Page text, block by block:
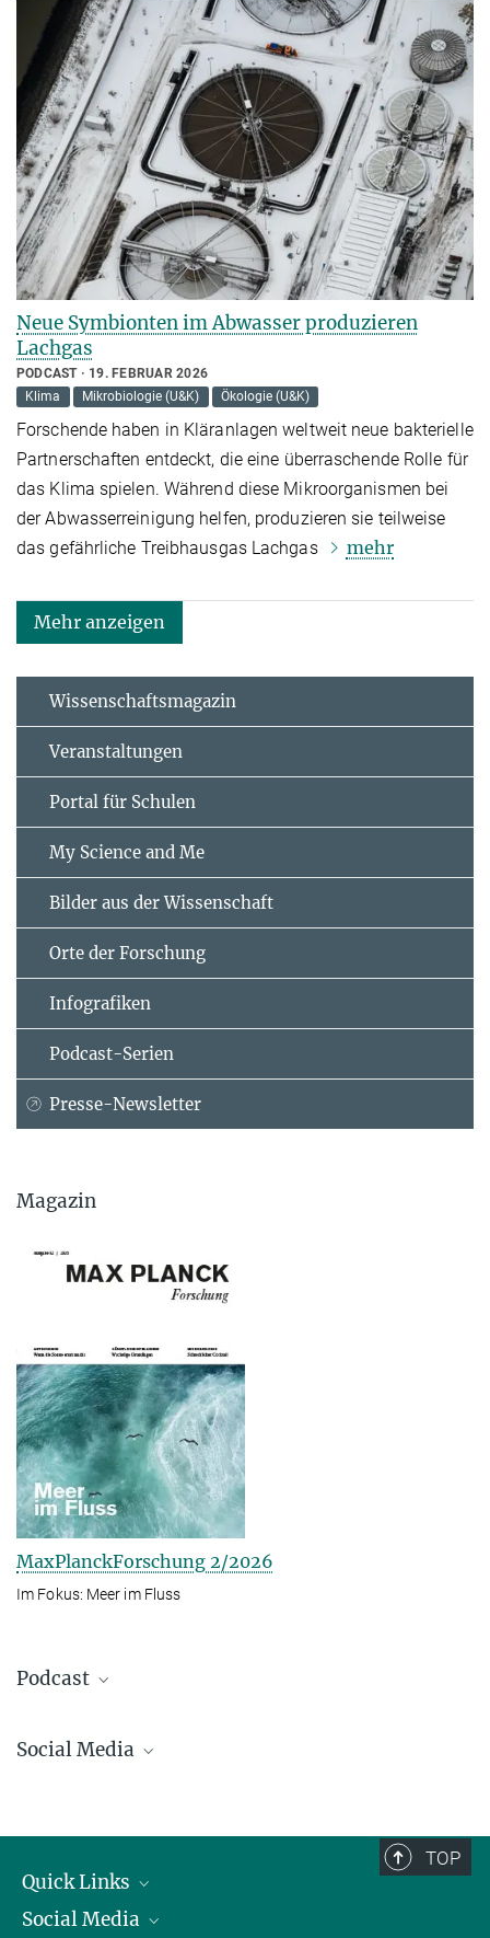
Neue Symbionten im Abwasser produzieren
Lachgas
PODCAST
19. FEBRUAR 2026
Klima
Mikrobiologie (U&K) Ökologie (U&K)
Forschende haben in Kläranlagen weltweit neue bakterielle
Partnerschaften entdeckt, die eine überraschende Rolle für
das Klima spielen. Während diese Mikroorganismen bei
der Abwasserreinigung helfen, produzieren sie teilweise
das gefährliche Treibhausgas Lachgas
mehr
Mehr anzeigen
Wissenschaftsmagazin
Veranstaltungen
Portal für Schulen
My Science and Me
Bilder aus der Wissenschaft
Orte der Forschung
Infografiken
Podcast-Serien
Presse-Newsletter
Magazin
MaxPlanckForschung 2/2026
Im Fokus: Meer im Fluss
Podcast
Social Media
Mastodon
TikTok
Youtube
TOP
Quick Links
Präsident
Social Media